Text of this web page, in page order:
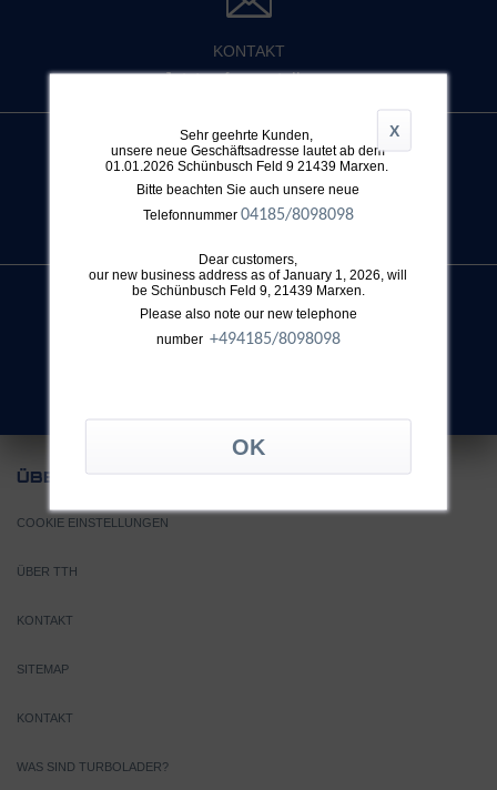
X
Sehr geehrte Kunden,
unsere neue Geschäftsadresse lautet ab dem
01.01.2026 Schünbusch Feld 9 21439 Marxen.
Bitte beachten Sie auch unsere neue
Telefonnummer 04185/8098098
Dear customers,
our new business address as of January 1, 2026, will
be Schünbusch Feld 9, 21439 Marxen.
Please also note our new telephone
number +494185/8098098
KONTAKT
Jetzt anfrage stellen >
SUCHE
ÜBER UNS
COOKIE EINSTELLUNGEN
ÜBER TTH
KONTAKT
SITEMAP
KONTAKT
WAS SIND TURBOLADER?